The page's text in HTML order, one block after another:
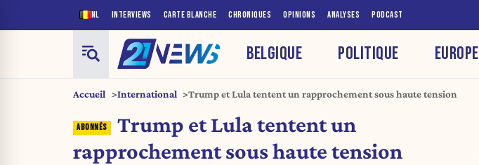
NL INTERVIEWS CARTE BLANCHE CHRONIQUES OPINIONS ANALYSES PODCAST
BELGIQUE POLITIQUE EUROPE
Accueil International Trump et Lula tentent un rapprochement sous haute tension
Trump et Lula tentent un
rapprochement sous haute tension